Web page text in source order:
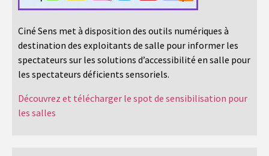
Ciné Sens met à disposition des outils numériques à
destination des exploitants de salle pour informer les
spectateurs sur les solutions d’accessibilité en salle pour
les spectateurs déficients sensoriels.
Découvrez et télécharger le spot de sensibilisation pour
les salles